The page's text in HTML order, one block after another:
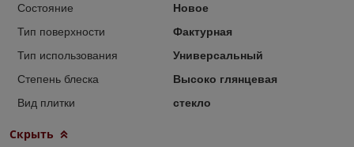
Состояние
Новое
Тип поверхности
Фактурная
Тип использования
Универсальный
Степень блеска
Высоко глянцевая
Вид плитки
стекло
Скрыть